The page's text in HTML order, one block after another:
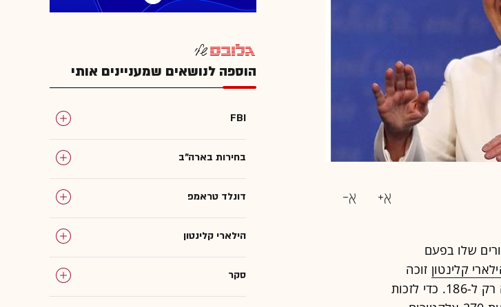
שלו בפעם
קלינטון זוכה
זוכה רק ל-186. כדי לזכות
הוספה לנושאים שמעניינים אותי
FBI
בחירות בארה"ב
דונלד טראמפ
הילארי קלינטון
סקר